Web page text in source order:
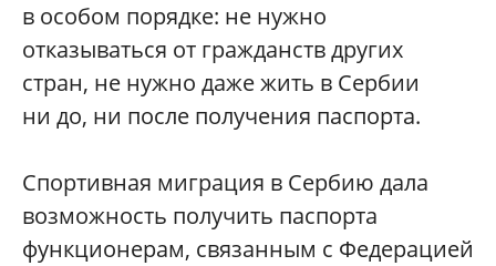
в особом порядке: не нужно
отказываться от гражданств других
стран, не нужно даже жить в Сербии
ни до, ни после получения паспорта.
Спортивная миграция в Сербию дала
возможность получить паспорта
функционерам, связанным с Федерацией